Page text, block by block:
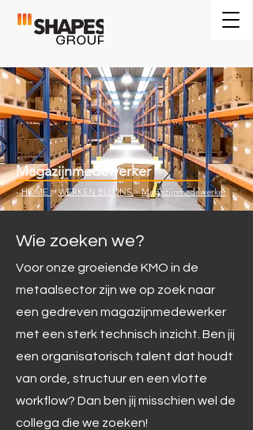
Magazijnmedewerker
-HOME >WERKEN BIJ ONS>Magazijnmedewerker
Wie zoeken we?
Voor onze groeiende KMO in de
metaalsector zijn we op zoek naar
een gedreven magazijnmedewerker
met een sterk technisch inzicht. Ben jij
een organisatorisch talent dat houdt
van orde, structuur en een vlotte
workflow? Dan ben jij misschien wel de
collega die we zoeken!